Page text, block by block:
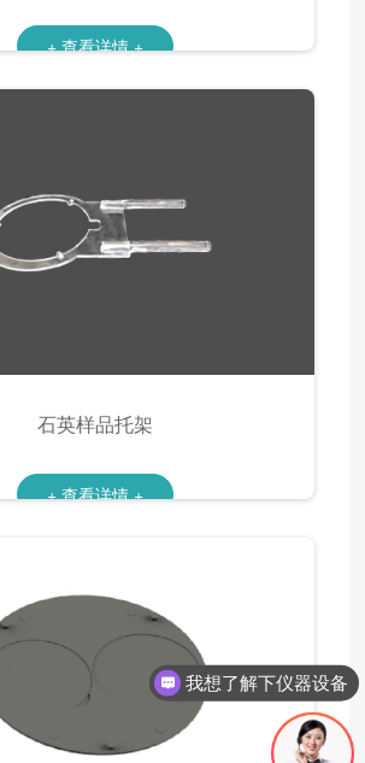
+ 查看详情 +
石英样品托架
+ 查看详情 +
我想了解下仪器设备